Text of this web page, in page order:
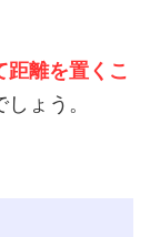
離を置くこ
しょう。